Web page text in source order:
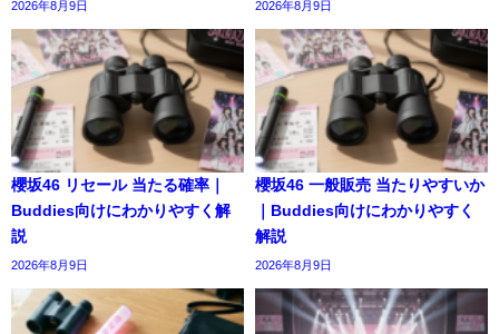
2026年8月9日 2026年8月9日
櫻坂46 リセール 当たる確率｜
Buddies向けにわかりやすく解
説
2026年8月9日
櫻坂46 一般販売 当たりやすいか
｜Buddies向けにわかりやすく
解説
2026年8月9日